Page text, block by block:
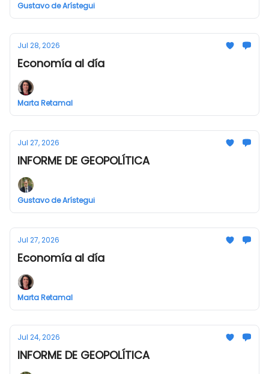
Gustavo de Arístegui
Jul 28, 2026
Economía al día
Marta Retamal
Jul 27, 2026
INFORME DE GEOPOLÍTICA
Gustavo de Arístegui
Jul 27, 2026
Economía al día
Marta Retamal
Jul 24, 2026
INFORME DE GEOPOLÍTICA